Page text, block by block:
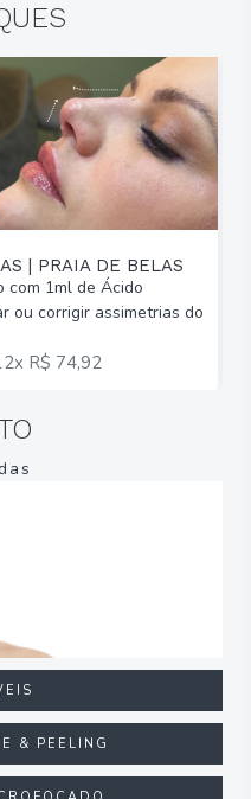
| PRAIA DE BELAS
com 1ml de Ácido
ou corrigir assimetrias do
R$ 74,92
& PEELING